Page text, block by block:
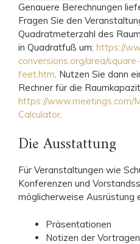
Genauere Berechnungen
Fragen Sie den
Quadratmeterzahl des
in Quadratfuß um: https://
conversions.org/area/
feet.htm . Nutzen Sie dann
Rechner für die
https://www.meetings.com/
Calculator
Die Ausstattung
Für Veranstaltungen wie
Konferenzen und
möglicherweise Ausrüstung
Präsentationen
Notizen der